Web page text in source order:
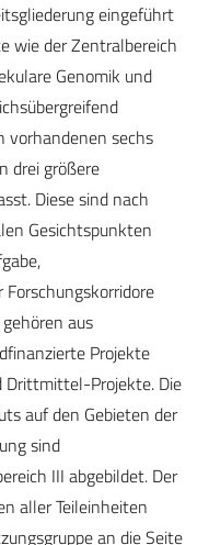
eingeführt
wie der Zentralbereich
Genomik und
vorhandenen sechs
drei größere
Diese sind nach
Gesichtspunkten
aus
Projekte
Drittmittel-Projekte. Die
auf den Gebieten der
sind
III abgebildet. Der
aller Teileinheiten
an die Seite